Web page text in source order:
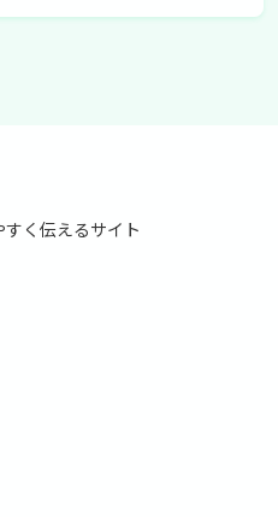
く伝えるサイト